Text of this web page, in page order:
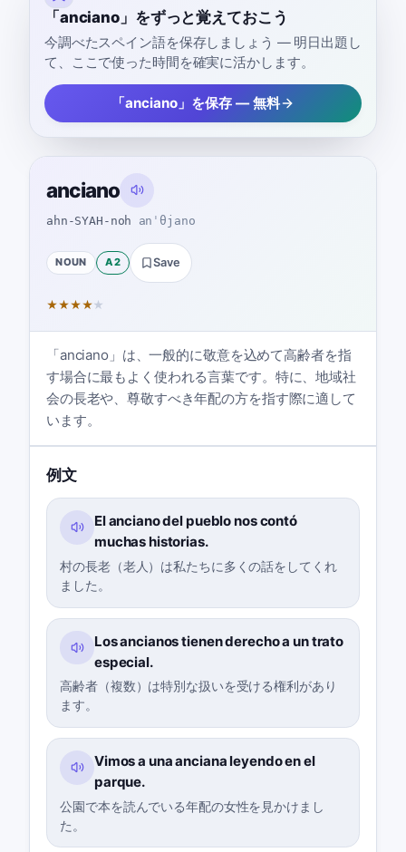
「anciano」をずっと覚えておこう
今調べたスペイン語を保存しましょう — 明日出題し
て、ここで使った時間を確実に活かします。
「anciano」を保存 — 無料
anciano
ahn-SYAH-noh anˈθjano
NOUN A2 Save
★★★★★
「anciano」は、一般的に敬意を込めて高齢者を指
す場合に最もよく使われる言葉です。特に、地域社
会の長老や、尊敬すべき年配の方を指す際に適して
います。
例文
El anciano del pueblo nos contó
muchas historias.
村の長老（老人）は私たちに多くの話をしてくれ
ました。
Los ancianos tienen derecho a un trato
especial.
高齢者（複数）は特別な扱いを受ける権利があり
ます。
Vimos a una anciana leyendo en el
parque.
公園で本を読んでいる年配の女性を見かけまし
た。